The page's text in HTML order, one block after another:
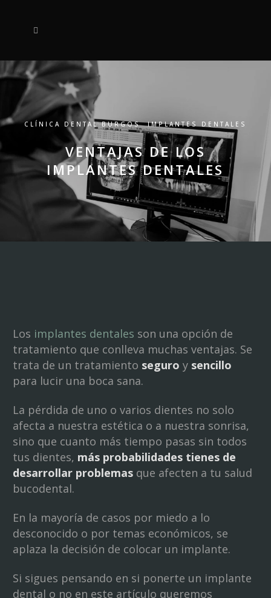
CLÍNICA DENTAL BURGOS,IMPLANTES DENTALES
VENTAJAS DE LOS
IMPLANTES DENTALES
Los implantes dentales son una opción de
tratamiento que conlleva muchas ventajas. Se
trata de un tratamiento seguro y sencillo
para lucir una boca sana.
La pérdida de uno o varios dientes no solo
afecta a nuestra estética o a nuestra sonrisa,
sino que cuanto más tiempo pasas sin todos
tus dientes, más probabilidades tienes de
desarrollar problemasque afecten a tu salud
bucodental.
En la mayoría de casos por miedo a lo
desconocido o por temas económicos, se
aplaza la decisión de colocar un implante.
Si sigues pensando en si ponerte un implante
dental o no en este artículo queremos